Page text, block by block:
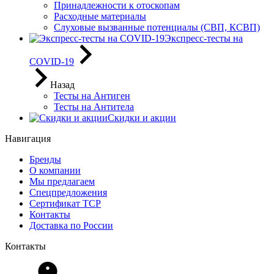
Принадлежности к отоскопам
Расходные материалы
Слуховые вызванные потенциалы (СВП, КСВП)
Экспресс-тесты на
COVID-19
Назад
Тесты на Антиген
Тесты на Антитела
Скидки и акции
Навигация
Бренды
О компании
Мы предлагаем
Спецпредложения
Сертификат ТСР
Контакты
Доставка по России
Контакты